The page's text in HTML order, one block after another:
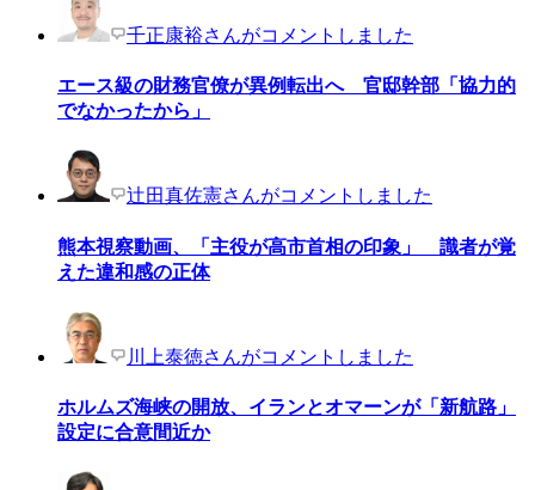
千正康裕さんがコメントしました
エース級の財務官僚が異例転出へ 官邸幹部「協力的
でなかったから」
辻田真佐憲さんがコメントしました
熊本視察動画、「主役が高市首相の印象」 識者が覚
えた違和感の正体
川上泰徳さんがコメントしました
ホルムズ海峡の開放、イランとオマーンが「新航路」
設定に合意間近か